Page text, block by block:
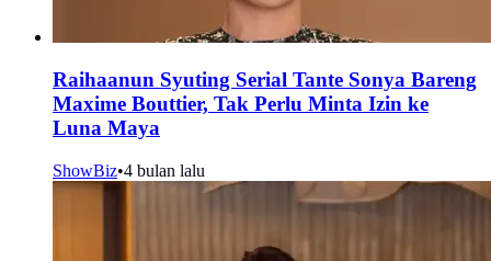
Raihaanun Syuting Serial Tante Sonya Bareng
Maxime Bouttier, Tak Perlu Minta Izin ke
Luna Maya
ShowBiz•4 bulan lalu